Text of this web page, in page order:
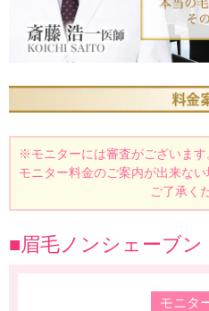
※モニターには審査がございます
モニター料金のご案内が出来な
ご了承く
■眉毛ノンシェーブン
モニタ